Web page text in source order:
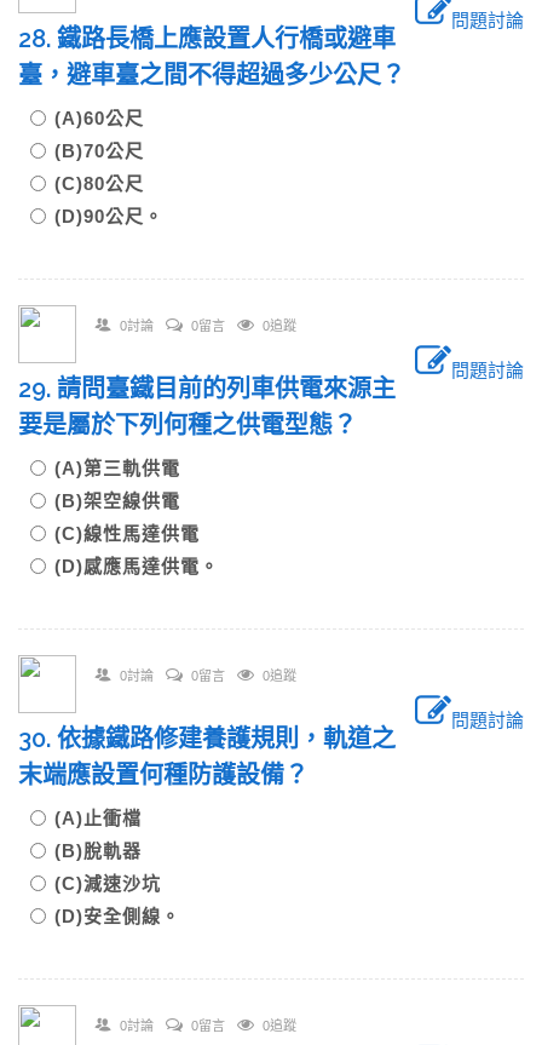
問題討論
28. 鐵路長橋上應設置人行橋或避車
臺，避車臺之間不得超過多少公尺？
(A)60公尺
(B)70公尺
(C)80公尺
(D)90公尺。
0討論 0留言 0追蹤
問題討論
29. 請問臺鐵目前的列車供電來源主
要是屬於下列何種之供電型態？
(A)第三軌供電
(B)架空線供電
(C)線性馬達供電
(D)感應馬達供電。
0討論 0留言 0追蹤
問題討論
30. 依據鐵路修建養護規則，軌道之
末端應設置何種防護設備？
(A)止衝檔
(B)脫軌器
(C)減速沙坑
(D)安全側線。
0討論 0留言 0追蹤